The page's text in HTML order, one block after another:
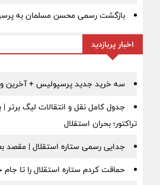
بازگشت رسمی محسن مسلمان به
اخبار پربازدید
سه خرید جدید پرسپولیس + آخرین
جدول کامل نقل و انتقالات لیگ
تراکتور؛ بحران استقلال
جدایی رسمی ستاره استقلال | مقصد
حماقت کردم ستاره استقلال را تا جام